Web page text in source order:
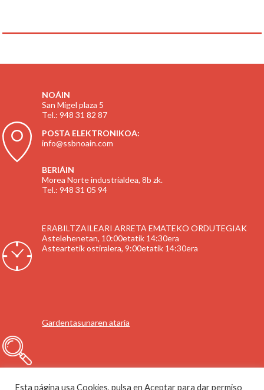
NOÁIN
San Migel plaza 5
Tel.: 948 31 82 87
POSTA ELEKTRONIKOA:
info@ssbnoain.com
BERIÁIN
Morea Norte industrialdea, 8b zk.
Tel.: 948 31 05 94
ERABILTZAILEARI ARRETA EMATEKO ORDUTEGIAK
Astelehenetan, 10:00etatik 14:30era
Asteartetik ostiralera, 9:00etatik 14:30era
Gardentasunaren ataria
Esta página usa Cookies, pulsa en Aceptar para dar permiso